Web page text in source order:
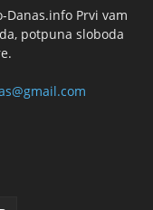
Prvi vam
potpuna sloboda